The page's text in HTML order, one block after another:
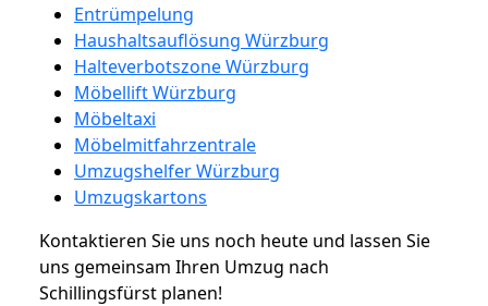
Entrümpelung
Haushaltsauflösung Würzburg
Halteverbotszone Würzburg
Möbellift Würzburg
Möbeltaxi
Möbelmitfahrzentrale
Umzugshelfer Würzburg
Umzugskartons
Kontaktieren Sie uns noch heute und lassen Sie
uns gemeinsam Ihren Umzug nach
Schillingsfürst planen!